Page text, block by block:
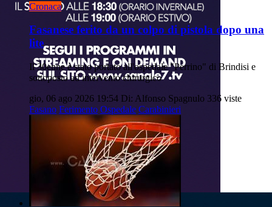
Cronaca
Fasanese ferito da un colpo di pistola dopo una
lite
Il 30enne è stato portato all'ospedale "Perrino" di Brindisi e
sottoposto ad intervento chirurgico
gio, 06 ago 2026 19:54 Di: Alfonso Spagnulo 336 viste
Fasano Ferimento Ospedale Carabinieri